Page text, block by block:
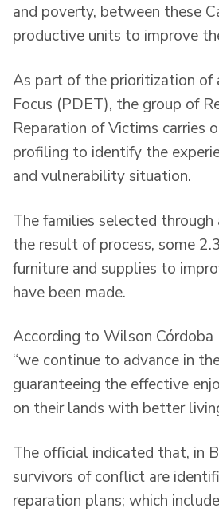
and poverty, between these
productive units to improve
As part of the prioritization of
Focus (PDET), the group of
Reparation of Victims carries
profiling to identify the
and vulnerability situation.
The families selected
the result of process, some
furniture and supplies to
have been made.
According to Wilson
“we continue to advance in
guaranteeing the effective
on their lands with better
The official indicated that, in
survivors of conflict are
reparation plans; which